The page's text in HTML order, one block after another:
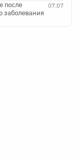
07:07
после
заболевания